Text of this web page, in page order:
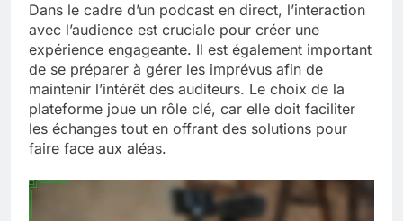
Dans le cadre d’un podcast en direct, l’interaction
avec l’audience est cruciale pour créer une
expérience engageante. Il est également important
de se préparer à gérer les imprévus afin de
maintenir l’intérêt des auditeurs. Le choix de la
plateforme joue un rôle clé, car elle doit faciliter
les échanges tout en offrant des solutions pour
faire face aux aléas.